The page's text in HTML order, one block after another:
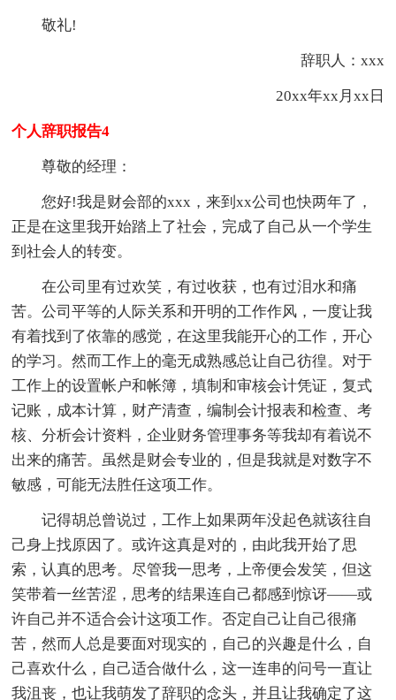
敬礼!
辞职人：xxx
20xx年xx月xx日
个人辞职报告4
尊敬的经理：
您好!我是财会部的xxx，来到xx公司也快两年了，
正是在这里我开始踏上了社会，完成了自己从一个学生
到社会人的转变。
在公司里有过欢笑，有过收获，也有过泪水和痛
苦。公司平等的人际关系和开明的工作作风，一度让我
有着找到了依靠的感觉，在这里我能开心的工作，开心
的学习。然而工作上的毫无成熟感总让自己彷徨。对于
工作上的设置帐户和帐簿，填制和审核会计凭证，复式
记账，成本计算，财产清查，编制会计报表和检查、考
核、分析会计资料，企业财务管理事务等我却有着说不
出来的痛苦。虽然是财会专业的，但是我就是对数字不
敏感，可能无法胜任这项工作。
记得胡总曾说过，工作上如果两年没起色就该往自
己身上找原因了。或许这真是对的，由此我开始了思
索，认真的思考。尽管我一思考，上帝便会发笑，但这
笑带着一丝苦涩，思考的结果连自己都感到惊讶――或
许自己并不适合会计这项工作。否定自己让自己很痛
苦，然而人总是要面对现实的，自己的兴趣是什么，自
己喜欢什么，自己适合做什么，这一连串的问号一直让
我沮丧，也让我萌发了辞职的念头，并且让我确定了这